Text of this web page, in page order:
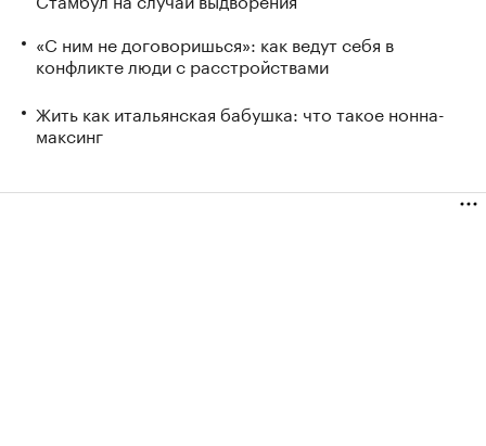
«С ним не договоришься»: как ведут себя в
конфликте люди с расстройствами
Жить как итальянская бабушка: что такое нонна-
максинг